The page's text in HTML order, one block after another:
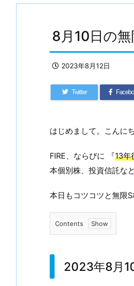
8月10日の
2023年8月12日
Twitter
はじめまして。こんに
FIRE、ならびに 『13年
本個別株、投資信託な
本日もコツコツと無限
Contents
1.
02023年8月